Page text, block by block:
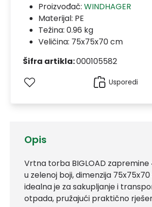
Opis
Vrtna torba BIGLOAD
u zelenoj boji, dimenzija
idealna je za sakupljanje i
otpada, pružajući praktično
Proizvođač: WINDHAGER
Materijal: PE
Težina: 0.96 kg
Veličina: 75x75x70 cm
Šifra artikla:000105582
Usporedi